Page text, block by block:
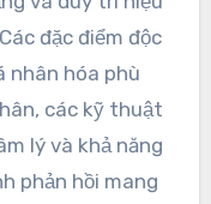
đặc điểm độc
nhân hóa phù
các kỹ thuật
lý và khả năng
phản hồi mang